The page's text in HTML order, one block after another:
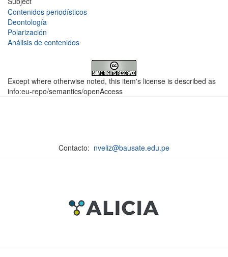
Contenidos periodísticos
Deontología
Polarización
Análisis de contenidos
Except where otherwise noted, this item's license is described as
info:eu-repo/semantics/openAccess
Contacto: nveliz@bausate.edu.pe